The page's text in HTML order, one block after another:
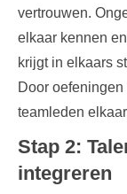
vertrouwen.
elkaar kennen
krijgt in elkaars
Door
teamleden
Stap 2:
integreren